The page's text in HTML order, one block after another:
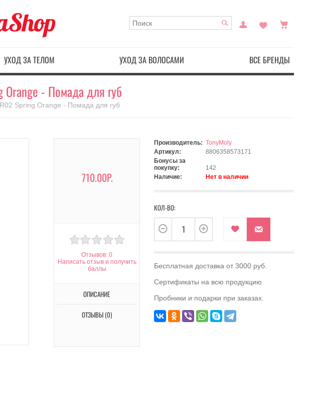
УХОД ЗА ТЕЛОМ УХОД ЗА ВОЛОСАМИ ВСЕ БРЕНДЫ
Orange - Помада для губ
Spring Orange - Помада для губ
710.00Р.
Отзывов: 0
Написать отзыв и получить
баллы
ОПИСАНИЕ
ОТЗЫВЫ (0)
Производитель: TonyMoly
Артикул:
8806358573171
Бонусы за
покупку:
142
Наличие:
Нет в наличии
КОЛ-ВО:
Бесплатная доставка от 3000 руб.
Сертификаты на всю продукцию
Пробники и подарки при заказах.